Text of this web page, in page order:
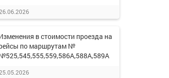
в стоимости проезда на
по маршрутам №